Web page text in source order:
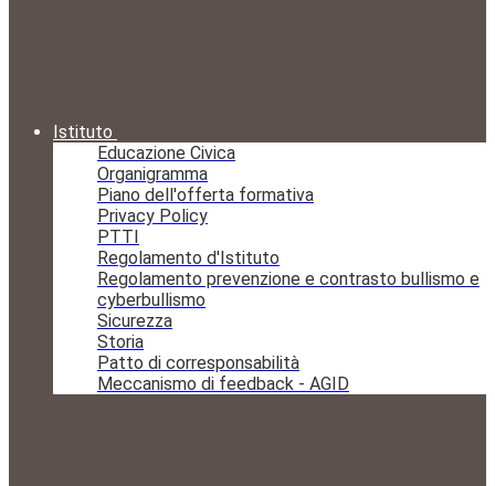
Istituto
Educazione Civica
Organigramma
Piano dell'offerta formativa
Privacy Policy
PTTI
Regolamento d'Istituto
Regolamento prevenzione e contrasto bullismo e
cyberbullismo
Sicurezza
Storia
Patto di corresponsabilità
Meccanismo di feedback - AGID